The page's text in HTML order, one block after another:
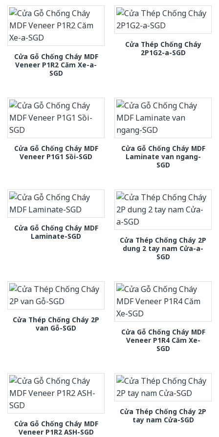
Cửa Gỗ Chống Cháy MDF
Veneer P1R2 Căm Xe-a-
SGD
Cửa Thép Chống Cháy
2P1G2-a-SGD
Cửa Gỗ Chống Cháy MDF
Veneer P1G1 Sồi-SGD
Cửa Gỗ Chống Cháy MDF
Laminate van ngang-
SGD
Cửa Gỗ Chống Cháy MDF
Laminate-SGD
Cửa Thép Chống Cháy 2P
dung 2 tay nam Cửa-a-
SGD
Cửa Thép Chống Cháy 2P
van Gỗ-SGD
Cửa Gỗ Chống Cháy MDF
Veneer P1R4 Căm Xe-
SGD
Cửa Gỗ Chống Cháy MDF
Veneer P1R2 ASH-SGD
Cửa Thép Chống Cháy 2P
tay nam Cửa-SGD